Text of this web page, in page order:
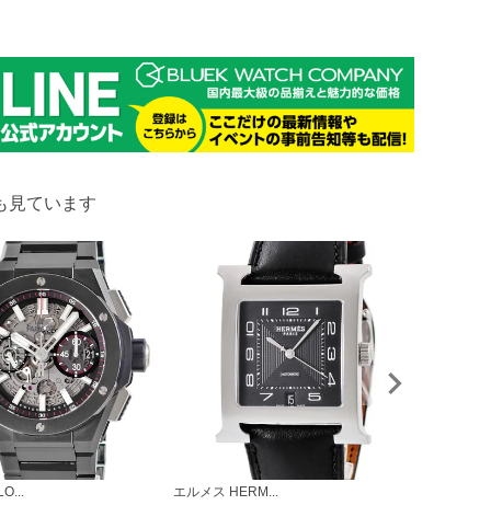
見ています
エルメス HERM...